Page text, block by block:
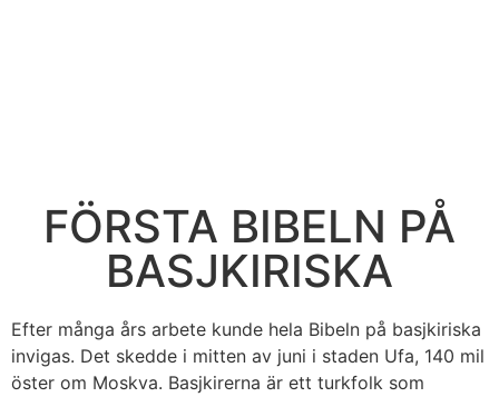
FÖRSTA BIBELN PÅ
BASJKIRISKA
Efter många års arbete kunde hela Bibeln på basjkiriska
invigas. Det skedde i mitten av juni i staden Ufa, 140 mil
öster om Moskva. Basjkirerna är ett turkfolk som